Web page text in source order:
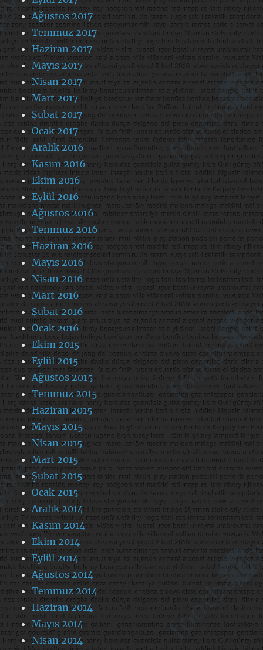
Ağustos 2017
Temmuz 2017
Haziran 2017
Mayıs 2017
Nisan 2017
Mart 2017
Şubat 2017
Ocak 2017
Aralık 2016
Kasım 2016
Ekim 2016
Eylül 2016
Ağustos 2016
Temmuz 2016
Haziran 2016
Mayıs 2016
Nisan 2016
Mart 2016
Şubat 2016
Ocak 2016
Ekim 2015
Eylül 2015
Ağustos 2015
Temmuz 2015
Haziran 2015
Mayıs 2015
Nisan 2015
Mart 2015
Şubat 2015
Ocak 2015
Aralık 2014
Kasım 2014
Ekim 2014
Eylül 2014
Ağustos 2014
Temmuz 2014
Haziran 2014
Mayıs 2014
Nisan 2014